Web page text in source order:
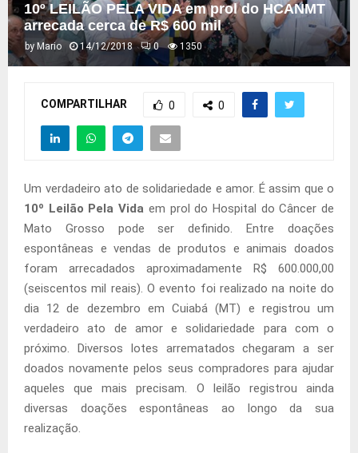
10º LEILÃO PELA VIDA em prol do HCANMT
arrecada cerca de R$ 600 mil
by Mario 14/12/2018 0 1350
COMPARTILHAR 0 0
Um verdadeiro ato de solidariedade e amor. É assim que o
10º Leilão Pela Vida em prol do Hospital do Câncer de
Mato Grosso pode ser definido. Entre doações
espontâneas e vendas de produtos e animais doados
foram arrecadados aproximadamente R$ 600.000,00
(seiscentos mil reais). O evento foi realizado na noite do
dia 12 de dezembro em Cuiabá (MT) e registrou um
verdadeiro ato de amor e solidariedade para com o
próximo. Diversos lotes arrematados chegaram a ser
doados novamente pelos seus compradores para ajudar
aqueles que mais precisam. O leilão registrou ainda
diversas doações espontâneas ao longo da sua
realização.